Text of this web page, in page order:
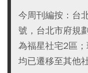
今周刊編按：台
號，台北市府規
為福星社宅2區
均已遷移至其他社